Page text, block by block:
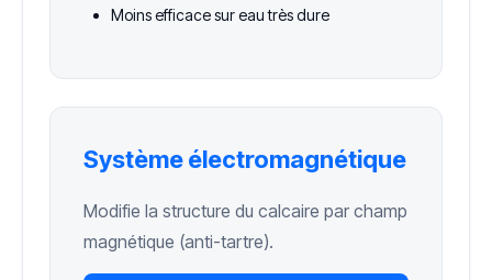
Moins efficace sur eau très dure
Système électromagnétique
Modifie la structure du calcaire par champ
magnétique (anti-tartre).